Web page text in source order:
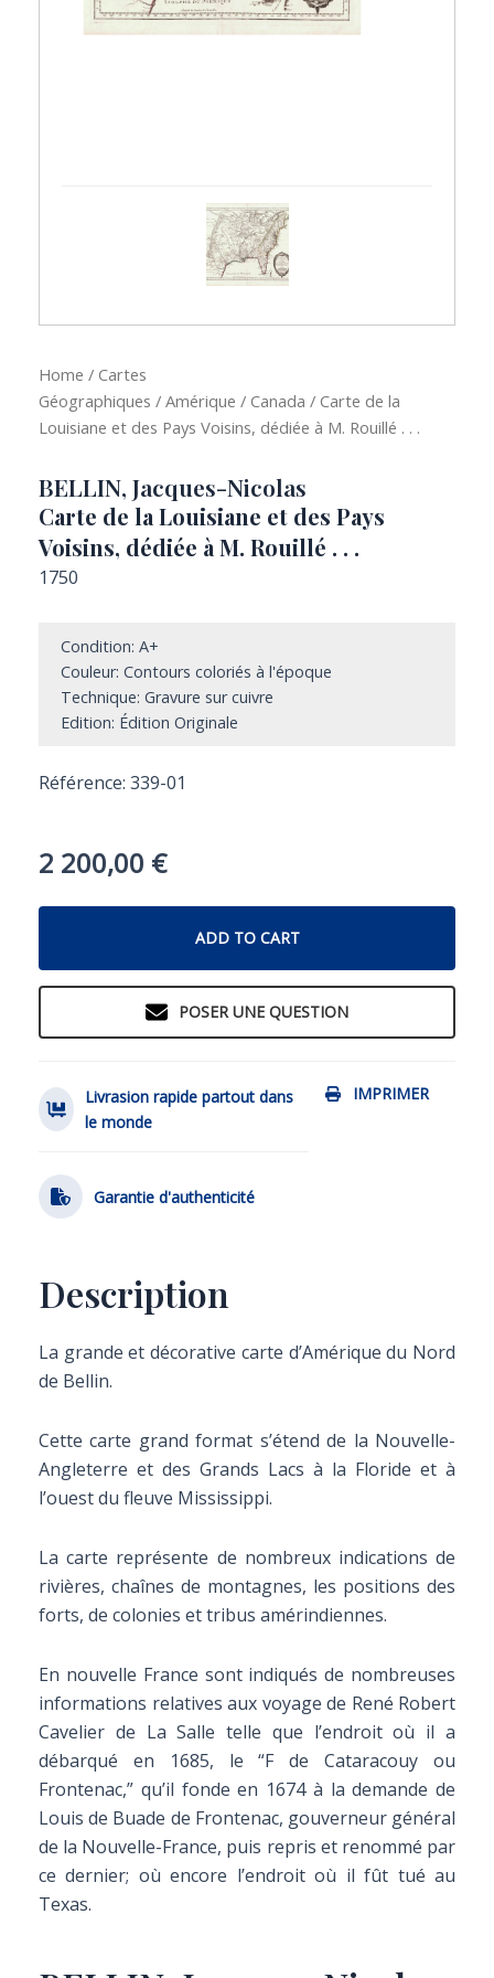
Home / Cartes
Géographiques / Amérique / Canada / Carte de la
Louisiane et des Pays Voisins, dédiée à M. Rouillé . . .
BELLIN, Jacques-Nicolas
Carte de la Louisiane et des Pays
Voisins, dédiée à M. Rouillé . . .
1750
Condition: A+
Couleur: Contours coloriés à l'époque
Technique: Gravure sur cuivre
Edition: Édition Originale
Référence: 339-01
2 200,00 €
ADD TO CART
POSER UNE QUESTION
IMPRIMER
Livrasion rapide partout dans
le monde
Garantie d'authenticité
Description
La grande et décorative carte d’Amérique du Nord
de Bellin.
Cette carte grand format s’étend de la Nouvelle-
Angleterre et des Grands Lacs à la Floride et à
l’ouest du fleuve Mississippi.
La carte représente de nombreux indications de
rivières, chaînes de montagnes, les positions des
forts, de colonies et tribus amérindiennes.
En nouvelle France sont indiqués de nombreuses
informations relatives aux voyage de René Robert
Cavelier de La Salle telle que l’endroit où il a
débarqué en 1685, le “F de Cataracouy ou
Frontenac,” qu’il fonde en 1674 à la demande de
Louis de Buade de Frontenac, gouverneur général
de la Nouvelle-France, puis repris et renommé par
ce dernier; où encore l’endroit où il fût tué au
Texas.